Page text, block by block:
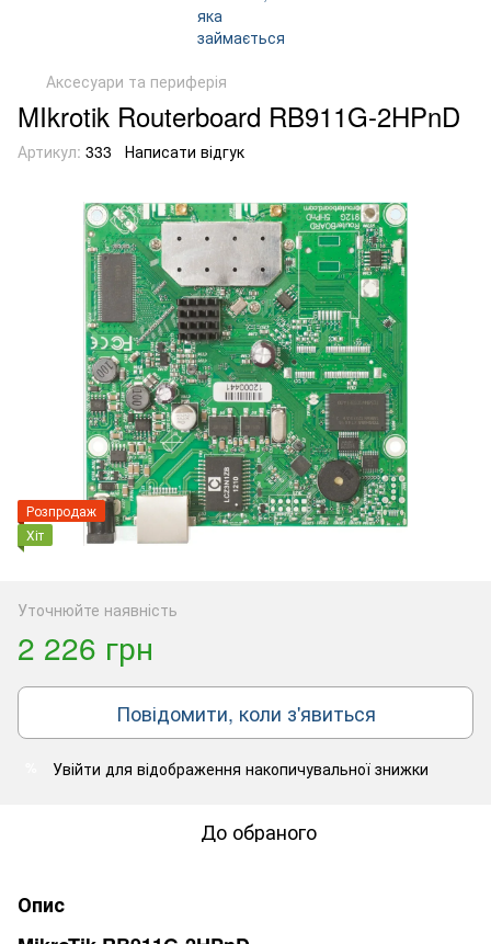
Аксесуари та периферія
MIkrotik Routerboard RB911G-2HPnD
Артикул: 333 Написати відгук
Розпродаж
Хіт
Уточнюйте наявність
2 226 грн
Повідомити, коли з'явиться
Увійти для відображення накопичувальної знижки
До обраного
Опис